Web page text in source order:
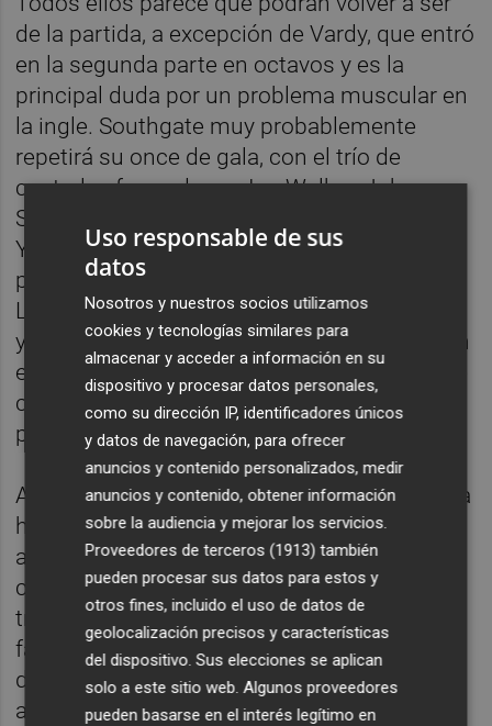
de la partida, a excepción de Vardy, que entró
en la segunda parte en octavos y es la
principal duda por un problema muscular en
la ingle. Southgate muy probablemente
repetirá su once de gala, con el trío de
centrales formado por Ian Walker, John
Stones y Harry Maguire; Ian Walker y Ashley
Young como carrileros; el centro del campo
para Jordan Henderson, Dele Alli y Jesse
Lingard; y la delantera para Raheem Sterling
y Harry Kane. Además, contará de nuevo con
el centrocampista Fabian Delph, después de
casi una semana de ausencia por su tercera
parternidad.
Ante el inminente nacimiento de su segunda
hija, el capitán sueco, Andreas Granqvist,
anunció que no abandonaría la
concentración de Suecia, que llegó a Rusia
tras batir en la repesca a Italia y pasó a la
fase del KO tras acabar primera, por delante
de México en el grupo F, en el que quedó
apeada de la competición Alemania, que
Uso responsable de sus
datos
Nosotros y nuestros socios utilizamos
cookies y tecnologías similares para
almacenar y acceder a información en su
dispositivo y procesar datos personales,
como su dirección IP, identificadores únicos
y datos de navegación, para ofrecer
anuncios y contenido personalizados, medir
anuncios y contenido, obtener información
sobre la audiencia y mejorar los servicios.
Proveedores de terceros (1913) también
pueden procesar sus datos para estos y
otros fines, incluido el uso de datos de
geolocalización precisos y características
del dispositivo. Sus elecciones se aplican
solo a este sitio web. Algunos proveedores
pueden basarse en el interés legítimo en